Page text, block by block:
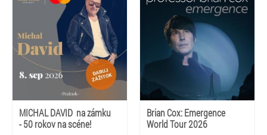
MICHAL DAVID na zámku
- 50 rokov na scéne!
Brian Cox: Emergence
World Tour 2026